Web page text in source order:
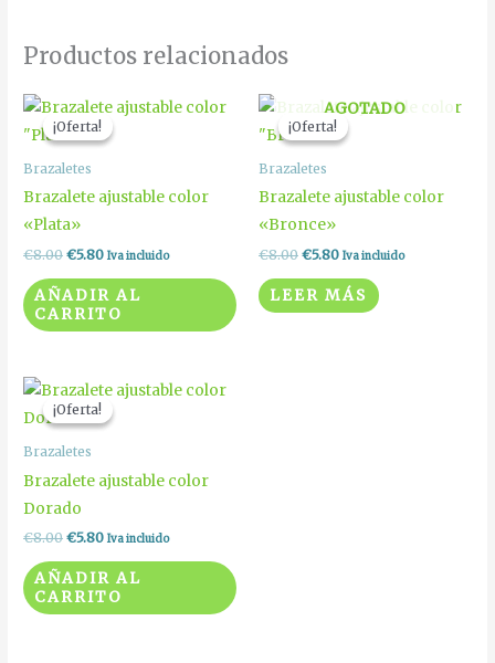
Productos relacionados
¡Oferta!
¡Oferta!
Brazaletes
Brazalete ajustable color
«Plata»
€8.00
El
precio
original
€8.00.
€5.80
El
precio
actual
Iva incluido
AÑADIR AL
CARRITO
¡Oferta!
AGOTADO
¡Oferta!
Brazaletes
Brazalete ajustable color
«Bronce»
€8.00
El
precio
original
€8.00.
€5.80
El
precio
actual
Iva incluido
LEER MÁS
¡Oferta!
¡Oferta!
Brazaletes
Brazalete ajustable color
Dorado
€8.00
El
precio
original
€8.00.
€5.80
El
precio
actual
Iva incluido
AÑADIR AL
CARRITO